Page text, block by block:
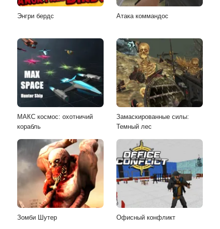
Энгри бердс Атака коммандос
МАКС космос: охотничий
корабль
Замаскированные силы:
Темный лес
Зомби Шутер Офисный конфликт